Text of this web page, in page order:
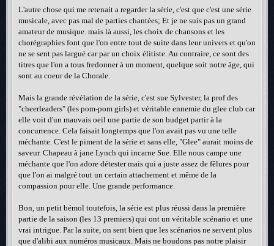
L'autre chose qui me retenait a regarder la série, c'est que c'est une série
musicale, avec pas mal de parties chantées; Et je ne suis pas un grand
amateur de musique. mais là aussi, les choix de chansons et les
chorégraphies font que l'on entre tout de suite dans leur univers et qu'on
ne se sent pas largué car par un choix élitiste. Au contraire, ce sont des
titres que l'on a tous fredonner à un moment, quelque soit notre âge, qui
sont au coeur de la Chorale.
Mais la grande révélation de la série, c'est sue Sylvester, la prof des
"cheerleaders" (les pom-pom girls) et véritable ennemie du glee club car
elle voit d'un mauvais oeil une partie de son budget partir à la
concurrence. Cela faisait longtemps que l'on avait pas vu une telle
méchante. C'est le piment de la série et sans elle, "Glee" aurait moins de
saveur. Chapeau à jane Lynch qui incarne Sue. Elle nous campe une
méchante que l'on adore détester mais qui a juste assez de fêlures pour
que l'on ai malgré tout un certain attachement et même de la
compassion pour elle. Une grande performance.
Bon, un petit bémol toutefois, la série est plus réussi dans la première
partie de la saison (les 13 premiers) qui ont un véritable scénario et une
vrai intrigue. Par la suite, on sent bien que les scénarios ne servent plus
que d'alibi aux numéros musicaux. Mais ne boudons pas notre plaisir